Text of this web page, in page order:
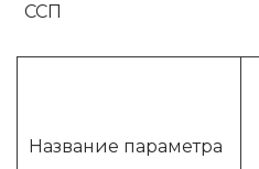
ССП
Название параметра